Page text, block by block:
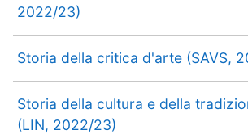
2022/23)
Storia della critica d'arte (SAVS,
Storia della cultura e della
(LIN, 2022/23)